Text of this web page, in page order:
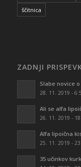
ščitnica
ZADNJI
Slabe novice
28. 11. 2019 -
Ali se alfa
26. 11. 2019 -
Alfa lipoična
25. 11. 2019 -
35 učinkov